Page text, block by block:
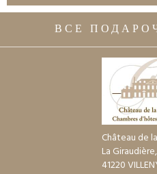
ВСЕ
Château de
La Giraudière,
41220